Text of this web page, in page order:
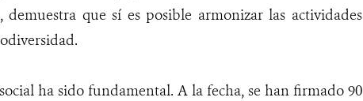
que sí es posible armonizar las actividades
ha sido fundamental. A la fecha, se han firmado 90